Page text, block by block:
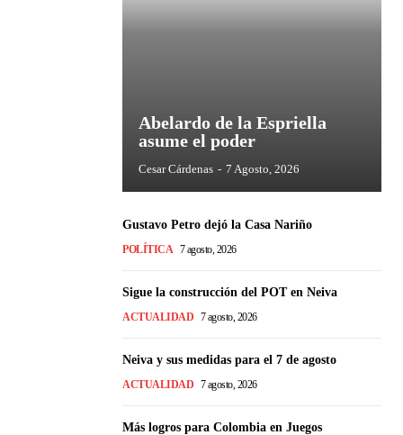
Abelardo de la Espriella
asume el poder
Cesar Cárdenas - 7 Agosto, 2026
Gustavo Petro dejó la Casa Nariño
POLÍTICA 7 agosto, 2026
Sigue la construcción del POT en Neiva
ACTUALIDAD 7 agosto, 2026
Neiva y sus medidas para el 7 de agosto
ACTUALIDAD 7 agosto, 2026
Más logros para Colombia en Juegos